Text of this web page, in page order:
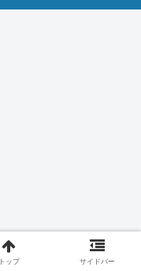
トップ サイドバー